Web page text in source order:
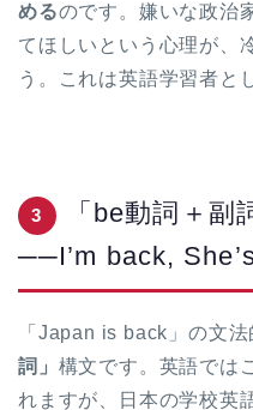
めるのです。嫌いな政治
てほしいという心理が、
う。これは英語学習者と
3
「be動詞＋
──I’m back,
「Japan is back」の文法
詞」 構文です。英語では
れますが、日本の学校英